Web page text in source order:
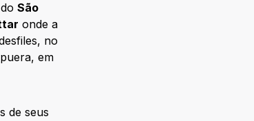
São
onde a
no
em
de seus